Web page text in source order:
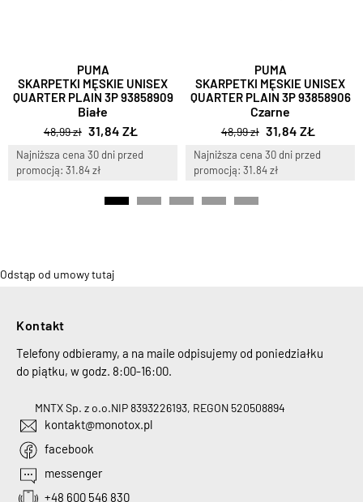
PUMA
SKARPETKI MĘSKIE UNISEX
QUARTER PLAIN 3P 93858909
Białe
48,99 zł 31,84 ZŁ
Najniższa cena 30 dni przed
promocją: 31.84 zł
PUMA
SKARPETKI MĘSKIE UNISEX
QUARTER PLAIN 3P 93858906
Czarne
48,99 zł 31,84 ZŁ
Najniższa cena 30 dni przed
promocją: 31.84 zł
Odstąp od umowy tutaj
Kontakt
Telefony odbieramy, a na maile odpisujemy od poniedziałku
do piątku, w godz. 8:00-16:00.
MNTX Sp. z o.o.NIP 8393226193, REGON 520508894
kontakt@monotox.pl
facebook
messenger
+48 600 546 830